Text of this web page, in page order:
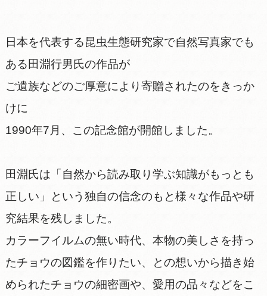
日本を代表する昆虫生態研究家で自然写真家でも
ある田淵行男氏の作品が
ご遺族などのご厚意により寄贈されたのをきっか
けに
1990年7月、この記念館が開館しました。
田淵氏は「自然から読み取り学ぶ知識がもっとも
正しい」という独自の信念のもと様々な作品や研
究結果を残しました。
カラーフイルムの無い時代、本物の美しさを持っ
たチョウの図鑑を作りたい、との想いから描き始
められたチョウの細密画や、愛用の品々などをこ